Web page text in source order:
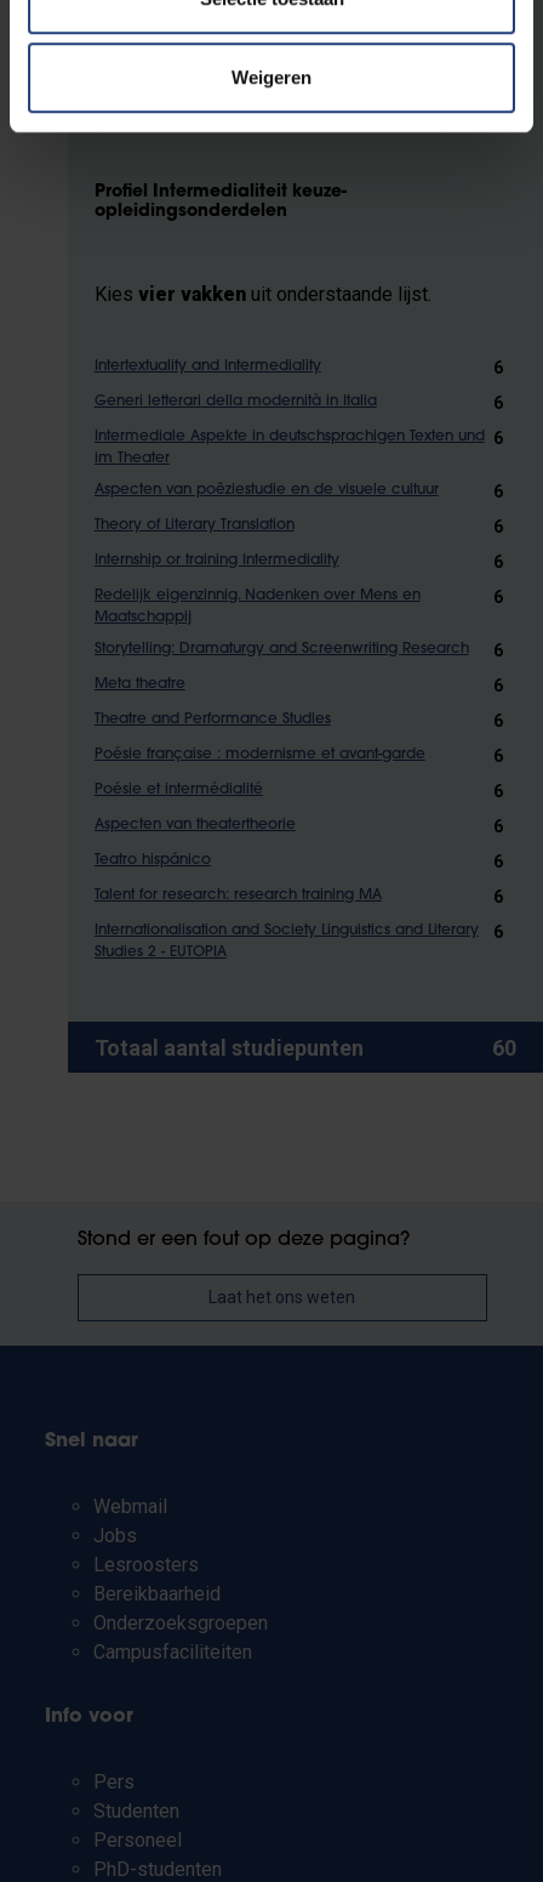
Weigeren
Teatro hispánico 6
Profiel Intermedialiteit keuze-
opleidingsonderdelen
Kies vier vakkenuit onderstaande lijst.
Intertextuality and Intermediality 6
Generi letterari della modernità in Italia 6
Intermediale Aspekte in deutschsprachigen Texten und
im Theater
6
Aspecten van poëziestudie en de visuele cultuur 6
Theory of Literary Translation 6
Internship or training Intermediality 6
Redelijk eigenzinnig. Nadenken over Mens en
Maatschappij
6
Storytelling: Dramaturgy and Screenwriting Research 6
Meta theatre 6
Theatre and Performance Studies 6
Poésie française : modernisme et avant-garde 6
Poésie et intermédialité 6
Aspecten van theatertheorie 6
Teatro hispánico 6
Talent for research: research training MA 6
Internationalisation and Society Linguistics and Literary
Studies 2 - EUTOPIA
6
Totaal aantal studiepunten 60
Stond er een fout op deze pagina?
Laat het ons weten
Snel naar
Webmail
Jobs
Lesroosters
Bereikbaarheid
Onderzoeksgroepen
Campusfaciliteiten
Info voor
Pers
Studenten
Personeel
PhD-studenten